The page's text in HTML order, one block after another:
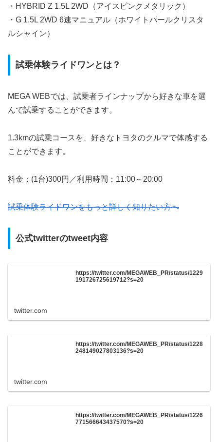
・HYBRID Z 1.5L 2WD（アイスピンクメタリック）
・G 1.5L 2WD 6速マニュアル（ホワイトパールクリスタ
ルシャイン）
試乗体験ライドワンとは？
MEGA WEBでは、試乗者ラインナップから好きな車を選
んで試乗することができます。
1.3kmの試乗コースを、好きなトヨタのクルマで体感する
ことができます。
料金：(1台)300円／利用時間：11:00～20:00
試乗体験ライドワンをもっと詳しく知りたい方へ
公式twitterのtweet内容
https://twitter.com/MEGAWEB_PR/status/1229
191726725619712?s=20
twitter.com
https://twitter.com/MEGAWEB_PR/status/1228
248149027803136?s=20
twitter.com
https://twitter.com/MEGAWEB_PR/status/1226
771566643437570?s=20